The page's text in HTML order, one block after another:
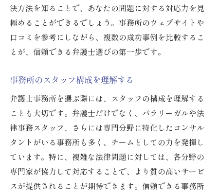
決方法を知ることで、あなたの問題に対する対応力を見
極めることができるでしょう。事務所のウェブサイトや
口コミを参考にしながら、複数の成功事例を比較するこ
とが、信頼できる弁護士選びの第一歩です。
事務所のスタッフ構成を理解する
弁護士事務所を選ぶ際には、スタッフの構成を理解する
ことも大切です。弁護士だけでなく、パラリーガルや法
律事務スタッフ、さらには専門分野に特化したコンサル
タントがいる事務所も多く、チームとしての力を発揮し
ています。特に、複雑な法律問題に対しては、各分野の
専門家が協力して対応することで、より質の高いサービ
スが提供されることが期待できます。信頼できる事務所